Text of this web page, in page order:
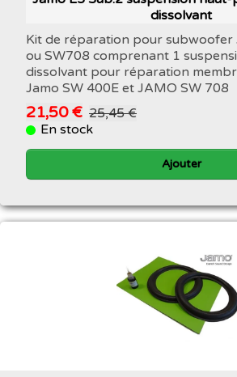
dissolvant
Kit de réparation pour subwoofer
ou SW708 comprenant 1
dissolvant pour réparation
Jamo SW 400E et JAMO SW 708
21,50 € 25,45 €
En stock
Ajouter